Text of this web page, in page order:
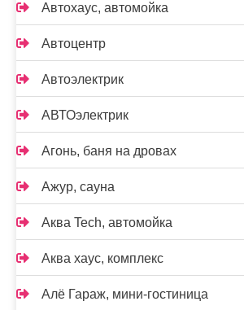
Автохаус, автомойка
Автоцентр
Автоэлектрик
АВТОэлектрик
Агонь, баня на дровах
Ажур, сауна
Аква Tech, автомойка
Аква хаус, комплекс
Алё Гараж, мини-гостиница